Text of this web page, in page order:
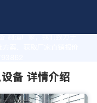
制造厂家，我们致力于
案。获取厂家直销报价
备 详情介绍